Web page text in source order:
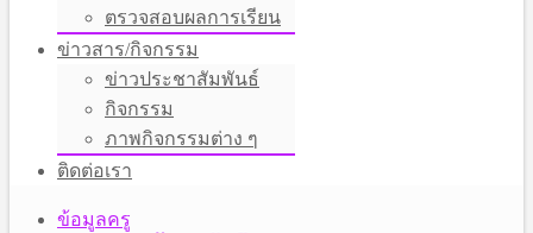
ตรวจสอบผลการเรียน
ข่าวสาร/กิจกรรม
ข่าวประชาสัมพันธ์
กิจกรรม
ภาพกิจกรรมต่าง ๆ
ติดต่อเรา
ข้อมูลครู